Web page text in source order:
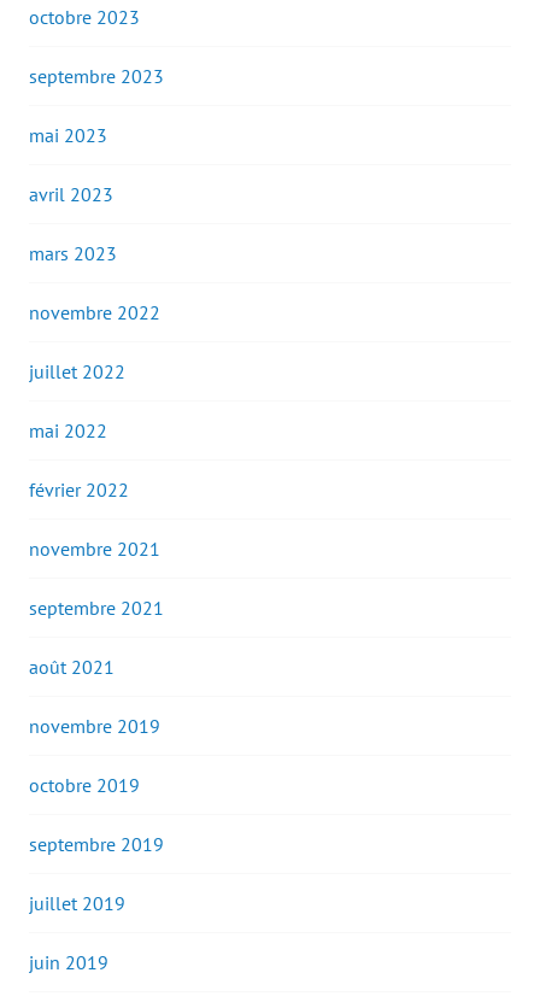
octobre 2023
septembre 2023
mai 2023
avril 2023
mars 2023
novembre 2022
juillet 2022
mai 2022
février 2022
novembre 2021
septembre 2021
août 2021
novembre 2019
octobre 2019
septembre 2019
juillet 2019
juin 2019